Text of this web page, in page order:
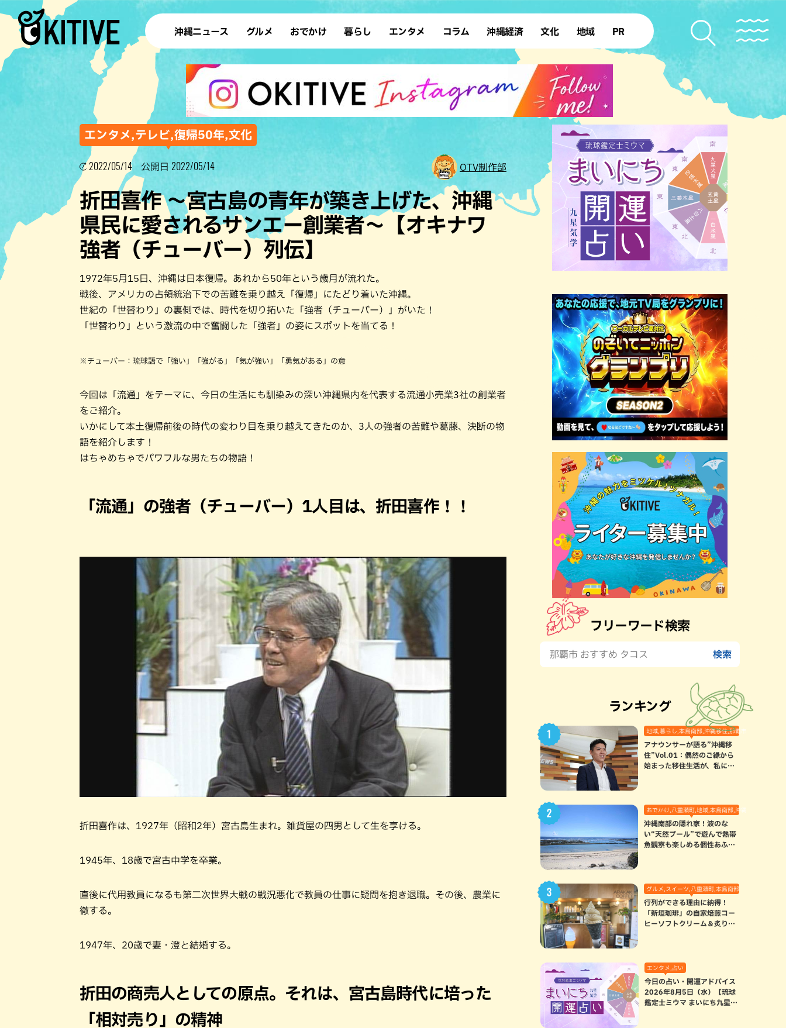
沖縄ニュース グルメ
ラーメン 沖縄そば
テイクアウト カフェ
すし・魚料理 和食・日本料理
沖縄料理
イタリアン
ステーキ・焼肉 焼鳥・串料理
その他の肉料理 居酒屋・バー
ブッフェ・バイキング
ハンバーガー タコス・タコライス
おでかけ
デート ドライブ
散歩 ソロ活
ショッピング
サウナ 公園
沖縄の海
暮らし
レシピ SDGs
ファッション ローカルニュース
沖縄移住 沖縄旧暦行事
エンタメ
スポーツ 占い
タレント・芸人 テレビ
コラム 沖縄経済 文化
復帰50年
地域
本島北部 本島中部
本島南部 先島諸島
北部離島
PR
エンタメ,テレビ,復帰50年,文化
2022/05/14 公開日 2022/05/14 OTV制作部
折田喜作 ～宮古島の青年が築き上げた、沖縄
県民に愛されるサンエー創業者～【オキナワ
強者（チューバー）列伝】
1972年5月15日、沖縄は日本復帰。あれから50年という歳月が流れた。
戦後、アメリカの占領統治下での苦難を乗り越え「復帰」にたどり着いた沖縄。
世紀の「世替わり」の裏側では、時代を切り拓いた「強者（チューバー）」がいた！
「世替わり」という激流の中で奮闘した「強者」の姿にスポットを当てる！
※チューバー：琉球語で「強い」「強がる」「気が強い」「勇気がある」の意
今回は「流通」をテーマに、今日の生活にも馴染みの深い沖縄県内を代表する流通小売業3社の創業者
をご紹介。
いかにして本土復帰前後の時代の変わり目を乗り越えてきたのか、3人の強者の苦難や葛藤、決断の物
語を紹介します！
はちゃめちゃでパワフルな男たちの物語！
「流通」の強者（チューバー）1人目は、折田喜作！！
折田喜作は、1927年（昭和2年）宮古島生まれ。雑貨屋の四男として生を享ける。
1945年、18歳で宮古中学を卒業。
直後に代用教員になるも第二次世界大戦の戦況悪化で教員の仕事に疑問を抱き退職。その後、農業に
徹する。
1947年、20歳で妻・澄と結婚する。
折田の商売人としての原点。それは、宮古島時代に培った
「相対売り」の精神
フリーワード検索
ランキング
地域,暮らし,本島南部,沖縄移住,那覇市
アナウンサーが語る”沖縄移
住”Vol.01：偶然のご縁から
始まった移住生活が、私にと
おでかけ,八重瀬町,地域,本島南部,沖縄の海,自然
沖縄南部の隠れ家！波のな
い“天然プール”で遊んで熱帯
魚観察も楽しめる個性あふれ
グルメ,スイーツ,八重瀬町,本島南部
行列ができる理由に納得！
「新垣珈琲」の自家焙煎コー
ヒーソフトクリーム＆炙りマ
エンタメ,占い
今日の占い・開運アドバイス
2026年8月5日（水）【琉球
鑑定士ミウマ まいにち九星気